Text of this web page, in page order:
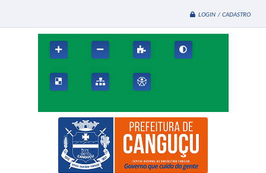
LOGIN / CADASTRO